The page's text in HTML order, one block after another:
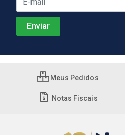
Meus Pedidos
Notas Fiscais